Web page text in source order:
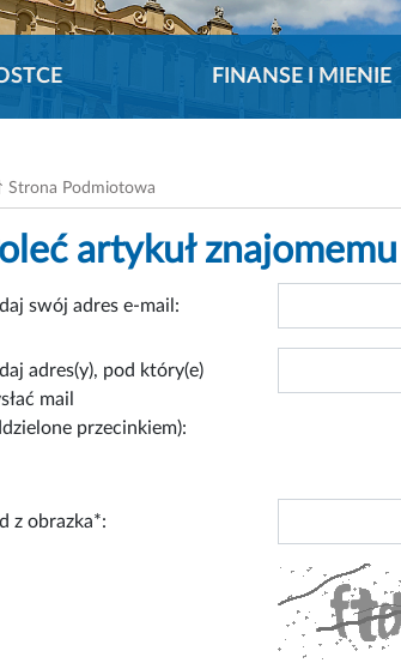
FINANSE I MIENIE
Strona Podmiotowa
artykuł znajomemu
swój adres e-mail:
adres(y), pod który(e)
mail
przecinkiem):
z obrazka*: